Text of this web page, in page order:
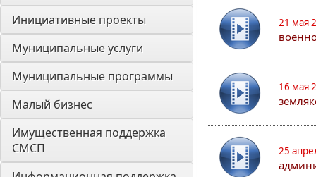
Инициативные проекты
Муниципальные услуги
Муниципальные программы
Малый бизнес
Имущественная поддержка
СМСП
21 мая
16 мая
25